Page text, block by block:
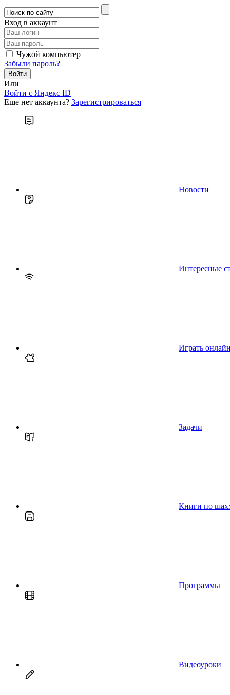
Вход в аккаунт
Чужой компьютер
Забыли пароль?
Или
Войти c Яндекс ID
Еще нет аккаунта? Зарегистрироваться
Новости
Интересные
Играть онлайн
Задачи
Книги по
Программы
Видеоуроки